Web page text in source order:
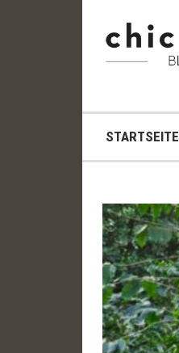
Inhalt
springen
Fair
STARTSEITE